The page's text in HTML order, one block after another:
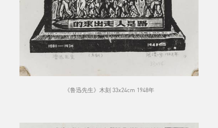
《鲁迅先生》木刻 33x24cm 1948年